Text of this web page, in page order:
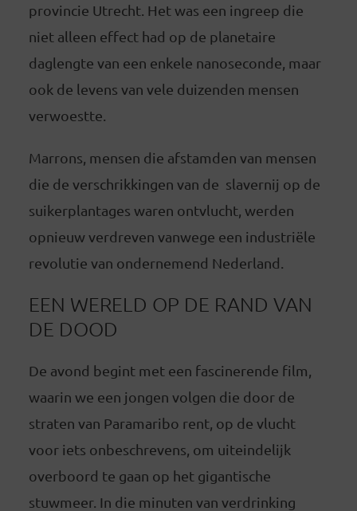
provincie Utrecht. Het was een ingreep die
niet alleen effect had op de planetaire
daglengte van een enkele nanoseconde, maar
ook de levens van vele duizenden mensen
verwoestte.
Marrons, mensen die afstamden van mensen
die de verschrikkingen van de slavernij op de
suikerplantages waren ontvlucht, werden
opnieuw verdreven vanwege een industriële
revolutie van ondernemend Nederland.
EEN WERELD OP DE RAND VAN
DE DOOD
De avond begint met een fascinerende film,
waarin we een jongen volgen die door de
straten van Paramaribo rent, op de vlucht
voor iets onbeschrevens, om uiteindelijk
overboord te gaan op het gigantische
stuwmeer. In die minuten van verdrinking